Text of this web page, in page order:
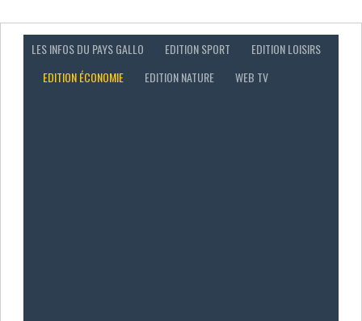
LES INFOS DU PAYS GALLO EDITION SPORT
EDITION LOISIRS
EDITION ÉCONOMIE
EDITION NATURE WEB TV